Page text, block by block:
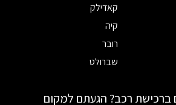
קאדילק
קיה
רובר
שברולט
ברכישת רכב? הגעתם למקום